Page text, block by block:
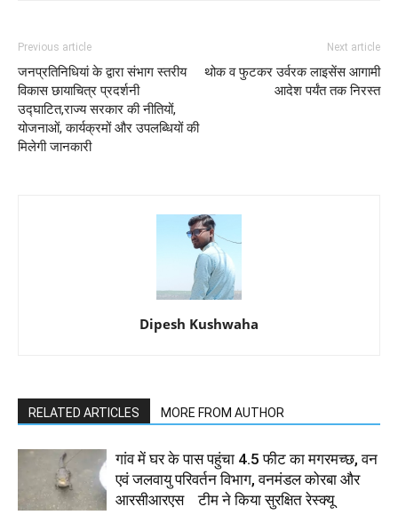
Previous article
जनप्रतिनिधियां के द्वारा संभाग स्तरीय
विकास छायाचित्र प्रदर्शनी
उद्घाटित,राज्य सरकार की नीतियों,
योजनाओं, कार्यक्रमों और उपलब्धियों की
मिलेगी जानकारी
Next article
थोक व फुटकर उर्वरक लाइसेंस आगामी
आदेश पर्यंत तक निरस्त
Dipesh Kushwaha
RELATED ARTICLES MORE FROM AUTHOR
गांव में घर के पास पहुंचा 4.5 फीट का मगरमच्छ, वन
एवं जलवायु परिवर्तन विभाग, वनमंडल कोरबा और
आरसीआरएस टीम ने किया सुरक्षित रेस्क्यू